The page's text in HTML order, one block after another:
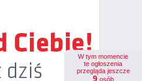
W tym momencie
te ogłoszenia
przegląda jeszcze
9 osób